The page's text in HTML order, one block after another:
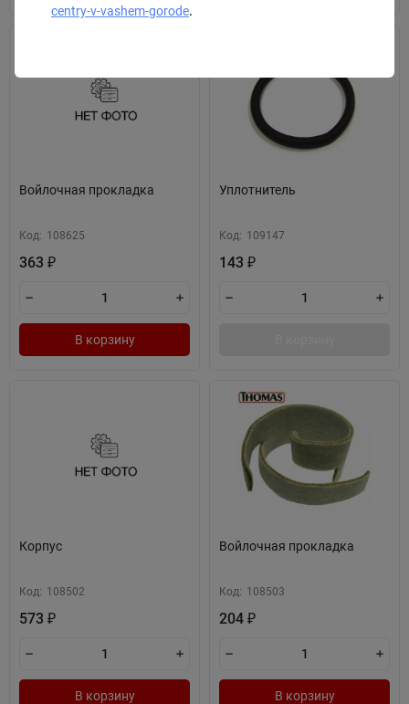
centry-v-vashem-gorode.
Войлочная прокладка
Код: 108625
363 ₽
В корзину
Уплотнитель
Код: 109147
143 ₽
Корпус
Код: 108502
573 ₽
В корзину
Войлочная прокладка
Код: 108503
204 ₽
В корзину